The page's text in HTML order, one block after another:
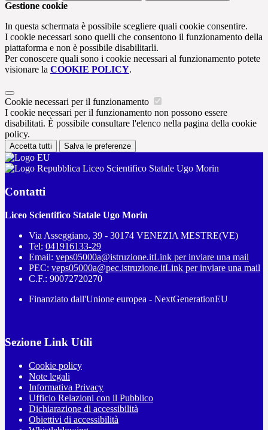
Gestione cookie
In questa schermata è possibile scegliere quali cookie consentire.
I cookie necessari sono quelli che consentono il funzionamento della
piattaforma e non è possibile disabilitarli.
Per conoscere quali sono i cookie necessari al funzionamento potete
visionare la COOKIE POLICY.
Cookie necessari per il funzionamento
I cookie necessari per il funzionamento non possono essere
disabilitati. È possibile consultare l'elenco nella pagina della cookie
policy.
Accetta tutti Salva le preferenze
Liceo Scientifico Statale Ugo Morin
Contatti
Liceo Scientifico Statale Ugo Morin
Via Asseggiano, 39 - 30174 VENEZIA MESTRE(VE)
Tel: 041916133-29
Email: veps05000a@istruzione.itLink per inviare una mail
PEC: veps05000a@pec.istruzione.itLink per inviare una mail
C.F.: 90072720270
Finanziato dall'Unione europea - NextGenerationEU
Sezione Link Utili
Cookie policy
Note legali
Informativa Privacy
Ufficio Relazioni con il Pubblico
Dichiarazione di accessibilità
Obiettivi di accessibilità